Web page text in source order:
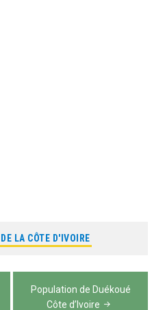
LA CÔTE D'IVOIRE
Population de Duékoué
Côte d’Ivoire